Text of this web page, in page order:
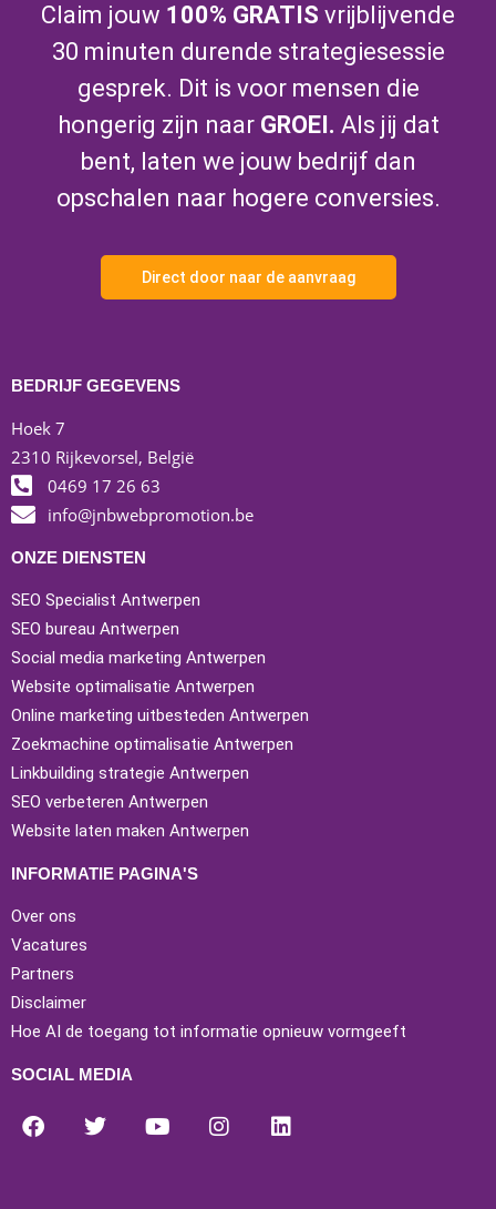
Claim jouw 100% GRATIS vrijblijvende
30 minuten durende strategiesessie
gesprek. Dit is voor mensen die
hongerig zijn naar GROEI. Als jij dat
bent, laten we jouw bedrijf dan
opschalen naar hogere conversies.
Direct door naar de aanvraag
BEDRIJF GEGEVENS
Hoek 7
2310 Rijkevorsel, België
0469 17 26 63
info@jnbwebpromotion.be
ONZE DIENSTEN
SEO Specialist Antwerpen
SEO bureau Antwerpen
Social media marketing Antwerpen
Website optimalisatie Antwerpen
Online marketing uitbesteden Antwerpen
Zoekmachine optimalisatie Antwerpen
Linkbuilding strategie Antwerpen
SEO verbeteren Antwerpen
Website laten maken Antwerpen
INFORMATIE PAGINA'S
Over ons
Vacatures
Partners
Disclaimer
Hoe AI de toegang tot informatie opnieuw vormgeeft
SOCIAL MEDIA